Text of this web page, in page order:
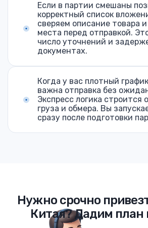
Если в партии смешаны
корректный список
сверяем описание товара
места перед отправкой.
число уточнений и
документах.
Когда у вас плотный
важна отправка без
Экспресс логика строится
груза и обмера. Вы
сразу после подготовки
Нужно срочно
Китая? Дадим план